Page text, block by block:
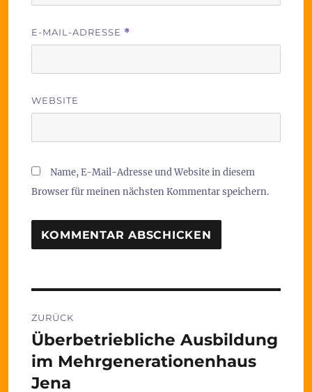
E-MAIL-ADRESSE *
WEBSITE
Name, E-Mail-Adresse und Website in diesem
Browser für meinen nächsten Kommentar speichern.
ZURÜCK
Vorheriger
Beitrag:
Überbetriebliche Ausbildung
im Mehrgenerationenhaus
Jena